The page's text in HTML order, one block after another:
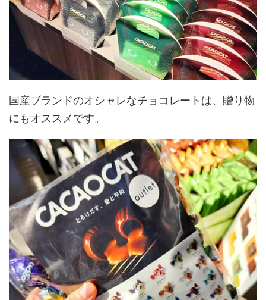
国産ブランドのオシャレなチョコレートは、贈り物
にもオススメです。